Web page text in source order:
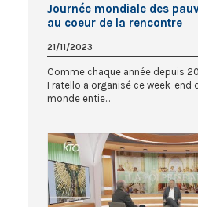
Journée mondiale des
au coeur de la rencontre
21/11/2023
Comme chaque année depuis
Fratello a organisé ce week-end
monde entie...